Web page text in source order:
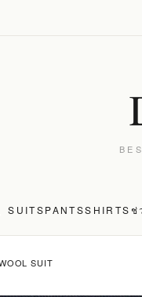
SUITSPANTSSHIRTSช่
SUIT